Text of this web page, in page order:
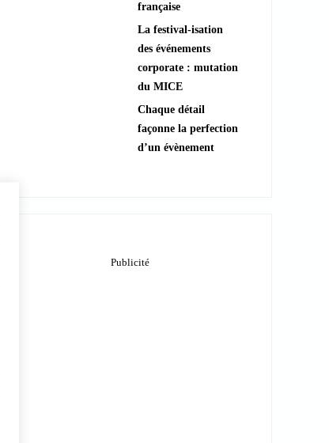
française
La festival-isation
des événements
corporate : mutation
du MICE
Chaque détail
façonne la perfection
d’un évènement